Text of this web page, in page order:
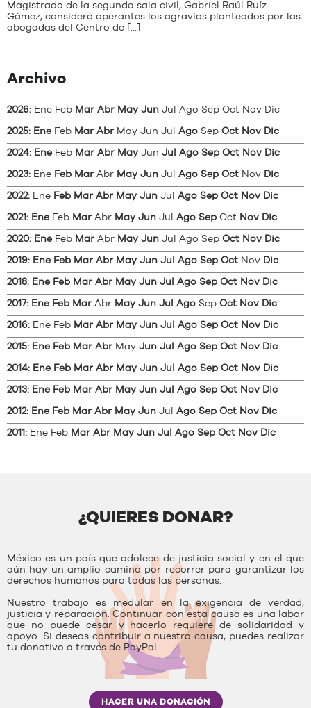
Magistrado de la segunda sala civil, Gabriel Raúl Ruíz
Gámez, consideró operantes los agravios planteados por las
abogadas del Centro de […]
Archivo
2026: Ene Feb Mar Abr May Jun Jul Ago Sep Oct Nov Dic
2025: Ene Feb Mar Abr May Jun Jul Ago Sep Oct Nov Dic
2024: Ene Feb Mar Abr May Jun Jul Ago Sep Oct Nov Dic
2023: Ene Feb Mar Abr May Jun Jul Ago Sep Oct Nov Dic
2022: Ene Feb Mar Abr May Jun Jul Ago Sep Oct Nov Dic
2021: Ene Feb Mar Abr May Jun Jul Ago Sep Oct Nov Dic
2020: Ene Feb Mar Abr May Jun Jul Ago Sep Oct Nov Dic
2019: Ene Feb Mar Abr May Jun Jul Ago Sep Oct Nov Dic
2018: Ene Feb Mar Abr May Jun Jul Ago Sep Oct Nov Dic
2017: Ene Feb Mar Abr May Jun Jul Ago Sep Oct Nov Dic
2016: Ene Feb Mar Abr May Jun Jul Ago Sep Oct Nov Dic
2015: Ene Feb Mar Abr May Jun Jul Ago Sep Oct Nov Dic
2014: Ene Feb Mar Abr May Jun Jul Ago Sep Oct Nov Dic
2013: Ene Feb Mar Abr May Jun Jul Ago Sep Oct Nov Dic
2012: Ene Feb Mar Abr May Jun Jul Ago Sep Oct Nov Dic
2011: Ene Feb Mar Abr May Jun Jul Ago Sep Oct Nov Dic
¿QUIERES DONAR?
México es un país que adolece de justicia social y en el que
aún hay un amplio camino por recorrer para garantizar los
derechos humanos para todas las personas.
Nuestro trabajo es medular en la exigencia de verdad,
justicia y reparación. Continuar con esta causa es una labor
que no puede cesar y hacerlo requiere de solidaridad y
apoyo. Si deseas contribuir a nuestra causa, puedes realizar
tu donativo a través de PayPal.
HACER UNA DONACIÓN